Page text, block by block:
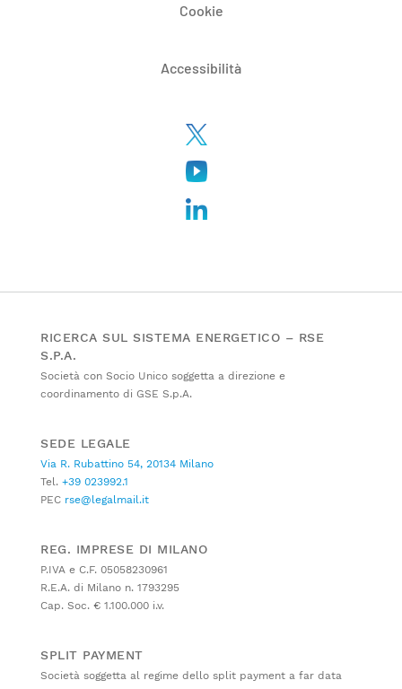
Cookie
Accessibilità
RICERCA SUL SISTEMA ENERGETICO – RSE
S.P.A.
Società con Socio Unico soggetta a direzione e
coordinamento di GSE S.p.A.
SEDE LEGALE
Via R. Rubattino 54, 20134 Milano
Tel. +39 023992.1
PEC rse@legalmail.it
REG. IMPRESE DI MILANO
P.IVA e C.F. 05058230961
R.E.A. di Milano n. 1793295
Cap. Soc. € 1.100.000 i.v.
SPLIT PAYMENT
Società soggetta al regime dello split payment a far data